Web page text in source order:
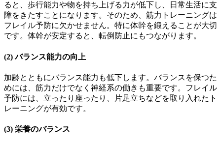
ると、歩行能力や物を持ち上げる力が低下し、日常生活に支
障をきたすことになります。そのため、筋力トレーニングは
フレイル予防に欠かせません。特に体幹を鍛えることが大切
です。体幹が安定すると、転倒防止にもつながります。
(2)バランス能力の向上
加齢とともにバランス能力も低下します。バランスを保つた
めには、筋力だけでなく神経系の働きも重要です。フレイル
予防には、立ったり座ったり、片足立ちなどを取り入れたト
レーニングが有効です。
(3) 栄養のバランス